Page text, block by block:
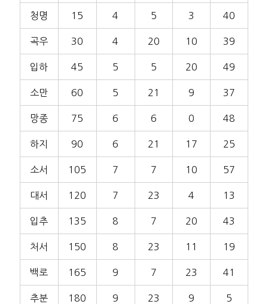
청명 15 4 5 3 40
곡우 30 4 20 10 39
입하 45 5 5 20 49
소만 60 5 21 9 37
망종 75 6 6 0 48
하지 90 6 21 17 25
소서 105 7 7 10 57
대서 120 7 23 4 13
입추 135 8 7 20 43
처서 150 8 23 11 19
백로 165 9 7 23 41
추분 180 9 23 9 5